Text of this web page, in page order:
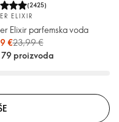
(2425)
ELIXIR
Elixir parfemska voda
€23,99 €
proizvoda